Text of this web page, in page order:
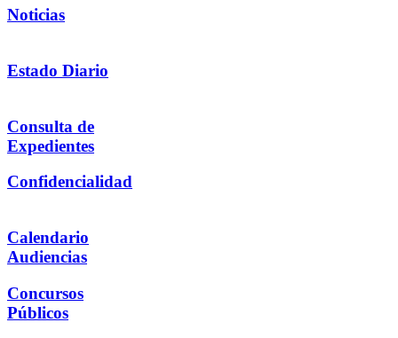
Noticias
Estado Diario
Consulta de
Expedientes
Confidencialidad
Calendario
Audiencias
Concursos
Públicos